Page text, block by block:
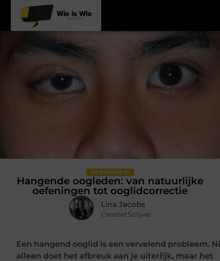
GEZONDHEID
Hangende oogleden: van natuurlijke
oefeningen tot ooglidcorrectie
Lina Jacobs
Creatief Scrijver
Een hangend ooglid is een vervelend probleem.
alleen doet het afbreuk aan je uiterlijk, maar het